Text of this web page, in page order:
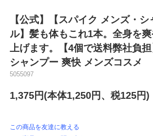
【公式】【スパイク メンズ・シ
ル】髪も体もこれ1本。全身を
上げます。【4個で送料弊社負
シャンプー 爽快 メンズコスメ
5055097
1,375円(本体1,250円、税125円)
この商品を友達に教える